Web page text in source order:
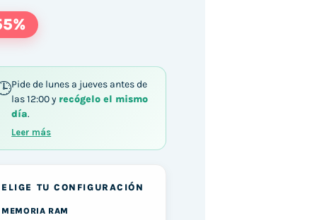
/ 16GB DDR4 256GB SSD Windows 11
Pide de lunes a jueves antes de
las 12:00 y recógelo el mismo
día.
Leer más
ELIGE TU CONFIGURACIÓN
MEMORIA RAM